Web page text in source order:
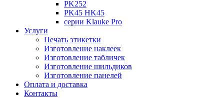
PK252
PK45 HK45
серии Klauke Pro
Услуги
Печать этикетки
Изготовление наклеек
Изготовление табличек
Изготовление шильдиков
Изготовление панелей
Оплата и доставка
Контакты